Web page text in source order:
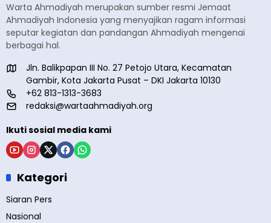
Warta Ahmadiyah merupakan sumber resmi Jemaat
Ahmadiyah Indonesia yang menyajikan ragam informasi
seputar kegiatan dan pandangan Ahmadiyah mengenai
berbagai hal.
Jln. Balikpapan III No. 27 Petojo Utara, Kecamatan
Gambir, Kota Jakarta Pusat – DKI Jakarta 10130
+62 813-1313-3683
redaksi@wartaahmadiyah.org
Ikuti sosial media kami
Kategori
Siaran Pers
Nasional